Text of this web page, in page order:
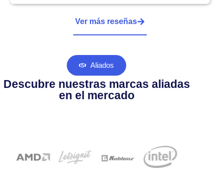
Ver más reseñas
Aliados
Descubre nuestras marcas aliadas
en el mercado